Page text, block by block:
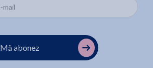
Mă abonez